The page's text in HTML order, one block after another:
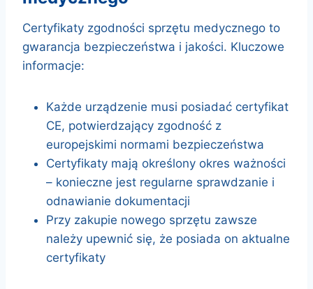
Certyfikaty zgodności sprzętu medycznego to
gwarancja bezpieczeństwa i jakości. Kluczowe
informacje:
Każde urządzenie musi posiadać certyfikat
CE, potwierdzający zgodność z
europejskimi normami bezpieczeństwa
Certyfikaty mają określony okres ważności
– konieczne jest regularne sprawdzanie i
odnawianie dokumentacji
Przy zakupie nowego sprzętu zawsze
należy upewnić się, że posiada on aktualne
certyfikaty